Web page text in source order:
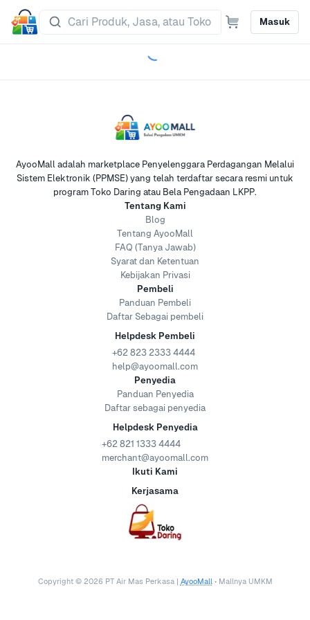
Masuk
AyooMall adalah marketplace Penyelenggara Perdagangan Melalui
Sistem Elektronik (PPMSE) yang telah terdaftar secara resmi untuk
program Toko Daring atau Bela Pengadaan LKPP.
Tentang Kami
Blog
Tentang AyooMall
FAQ (Tanya Jawab)
Syarat dan Ketentuan
Kebijakan Privasi
Pembeli
Panduan Pembeli
Daftar Sebagai pembeli
Helpdesk Pembeli
+62 823 2333 4444
help@ayoomall.com
Penyedia
Panduan Penyedia
Daftar sebagai penyedia
Helpdesk Penyedia
+62 821 1333 4444
merchant@ayoomall.com
Ikuti Kami
Kerjasama
Copyright © 2026 PT Air Mas Perkasa | AyooMall • Mallnya UMKM